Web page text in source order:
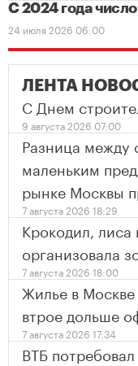
С 2024 года число
24 июля 2026 06:00
ЛЕНТА
С Днем
9 августа 2026 07:00
Разница
маленьким
рынке Москвы
7 августа 2026 18:29
Крокодил, лиса
организовала
7 августа 2026 18:00
Жилье в Москве
втрое дольше
7 августа 2026 17:34
ВТБ